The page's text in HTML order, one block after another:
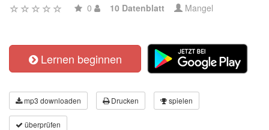
0 10 Datenblatt Mangel
Lernen beginnen
mp3 downloaden Drucken spielen
überprüfen